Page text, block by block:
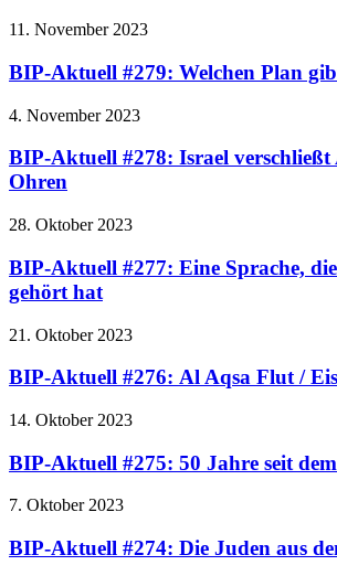
11. November 2023
BIP-Aktuell #279: Welchen Plan
4. November 2023
BIP-Aktuell #278: Israel verschließt
Ohren
28. Oktober 2023
BIP-Aktuell #277: Eine Sprache,
gehört hat
21. Oktober 2023
BIP-Aktuell #276: Al Aqsa Flut /
14. Oktober 2023
BIP-Aktuell #275: 50 Jahre seit
7. Oktober 2023
BIP-Aktuell #274: Die Juden aus